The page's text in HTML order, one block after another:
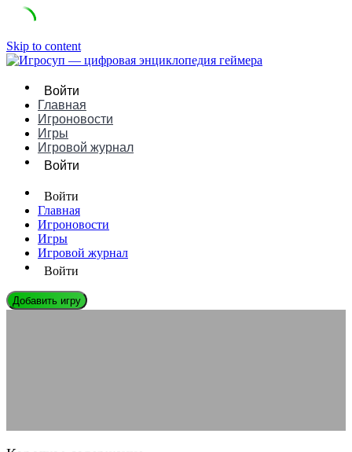
Skip to content
Войти
Главная
Игроновости
Игры
Игровой журнал
Войти
Войти
Главная
Игроновости
Игры
Игровой журнал
Войти
Добавить игру